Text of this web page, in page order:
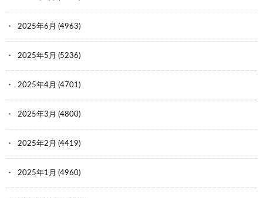
2025年6月 (4963)
2025年5月 (5236)
2025年4月 (4701)
2025年3月 (4800)
2025年2月 (4419)
2025年1月 (4960)